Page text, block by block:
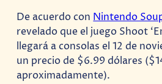
De acuerdo con Nintendo
revelado que el juego Shoot
llegará a consolas el 12 de
un precio de $6.99 dólares
aproximadamente).